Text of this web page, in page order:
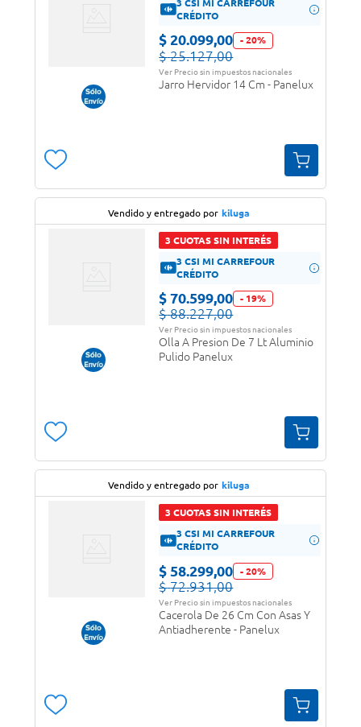
3 CSI MI CARREFOUR
CRÉDITO
$ 20.099,00 -20%
$ 25.127,00
Ver Precio sin impuestos nacionales
Jarro Hervidor 14 Cm - Panelux
Vendido y entregado por kiluga
3 CUOTAS SIN INTERÉS
3 CSI MI CARREFOUR
CRÉDITO
$ 70.599,00 - 19%
$ 88.227,00
Ver Precio sin impuestos nacionales
Olla A Presion De 7 Lt Aluminio
Pulido Panelux
Vendido y entregado por kiluga
3 CUOTAS SIN INTERÉS
3 CSI MI CARREFOUR
CRÉDITO
$ 58.299,00 -20%
$ 72.931,00
Ver Precio sin impuestos nacionales
Cacerola De 26 Cm Con Asas Y
Antiadherente - Panelux